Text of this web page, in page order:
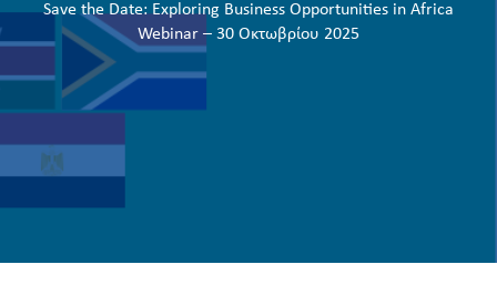
Save the Date: Exploring Business Opportunities in Africa
Webinar – 30 Οκτωβρίου 2025